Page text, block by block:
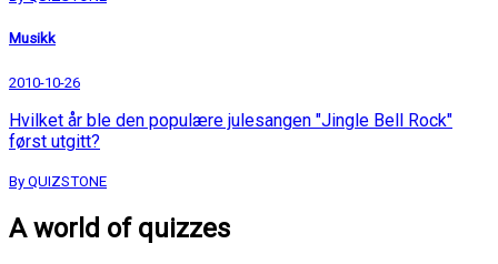
Musikk
2010-10-26
Hvilket år ble den populære julesangen "Jingle Bell Rock"
først utgitt?
By QUIZSTONE
A world of quizzes